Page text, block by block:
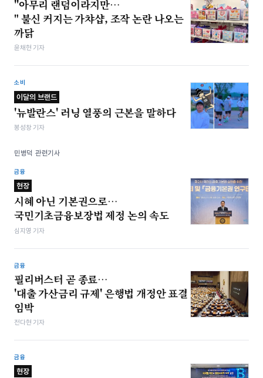
"아무리 랜덤이라지만…
" 불신 커지는 가챠샵, 조작 논란 나오는
까닭
윤채현 기자
소비
이달의 브랜드
'뉴발란스' 러닝 열풍의 근본을 말하다
봉성창 기자
민병덕 관련기사
금융
현장
시혜 아닌 기본권으로…
국민기초금융보장법 제정 논의 속도
심지영 기자
금융
필리버스터 곧 종료…
'대출 가산금리 규제' 은행법 개정안 표결
임박
전다현 기자
금융
현장